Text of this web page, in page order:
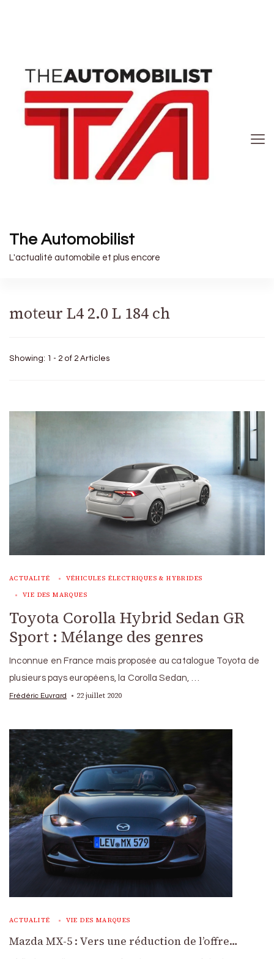
The Automobilist
L'actualité automobile et plus encore
moteur L4 2.0 L 184 ch
Showing: 1 - 2 of 2 Articles
ACTUALITÉ VÉHICULES ÉLECTRIQUES & HYBRIDES
VIE DES MARQUES
Toyota Corolla Hybrid Sedan GR
Sport : Mélange des genres
Inconnue en France mais proposée au catalogue Toyota de
plusieurs pays européens, la Corolla Sedan, …
Frédéric Euvrard 22 juillet 2020
ACTUALITÉ VIE DES MARQUES
Mazda MX-5 : Vers une réduction de l’offre…